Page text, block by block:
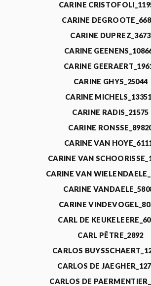
CARINE
CARINE
CARINE DUPREZ_3673
CARINE
CARINE
CARINE GHYS_25044
CARINE
CARINE RADIS_21575
CARINE
CARINE VAN
CARINE VAN
CARINE VAN
CARINE
CARINE
CARL DE
CARL PÊTRE_2892
CARLOS
CARLOS DE
CARLOS DE